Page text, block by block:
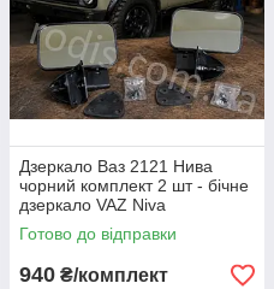
Дзеркало Ваз 2121 Нива
чорний комплект 2 шт - бічне
дзеркало VAZ Niva
Готово до відправки
940 ₴/комплект